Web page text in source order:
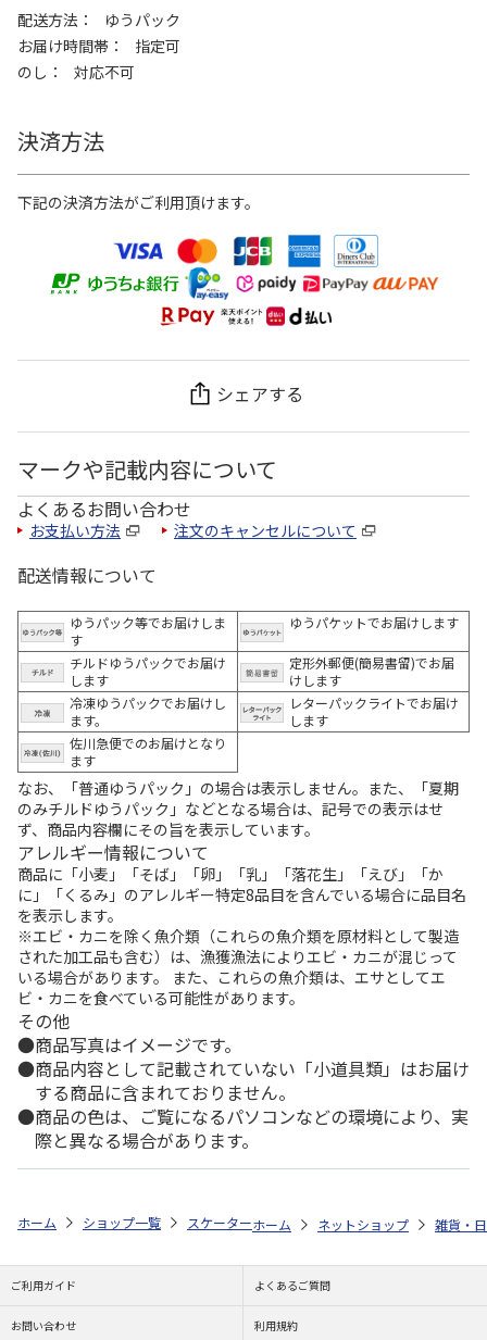
配送方法
ゆうパック
お届け時間帯
指定可
のし
対応不可
決済方法
下記の決済方法がご利用頂けます。
シェアする
マークや記載内容について
よくあるお問い合わせ
お支払い方法 注文のキャンセルについて
配送情報について
ゆうパック等でお届けしま
す
ゆうパケットでお届けします
チルドゆうパックでお届け
します
定形外郵便(簡易書留)でお届
けします
冷凍ゆうパックでお届けし
ます。
レターパックライトでお届け
します
佐川急便でのお届けとなり
ます
なお、「普通ゆうパック」の場合は表示しません。また、「夏期
のみチルドゆうパック」などとなる場合は、記号での表示はせ
ず、商品内容欄にその旨を表示しています。
アレルギー情報について
商品に「小麦」「そば」「卵」「乳」「落花生」「えび」「か
に」「くるみ」のアレルギー特定8品目を含んでいる場合に品目名
を表示します。
※エビ・カニを除く魚介類（これらの魚介類を原材料として製造
された加工品も含む）は、漁獲漁法によりエビ・カニが混じって
いる場合があります。 また、これらの魚介類は、エサとしてエ
ビ・カニを食べている可能性があります。
その他
商品写真はイメージです。
商品内容として記載されていない「小道具類」はお届け
する商品に含まれておりません。
商品の色は、ご覧になるパソコンなどの環境により、実
際と異なる場合があります。
ホーム ショップ一覧 スケーター 抗菌 電子レンジ・食洗機対応ラン
ホーム ネットショップ 雑貨・
ご利用ガイド よくあるご質問
お問い合わせ 利用規約